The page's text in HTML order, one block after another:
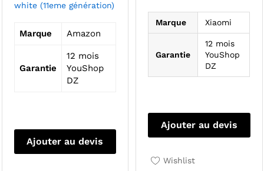
white (11eme génération)
Marque Amazon
Garantie
12 mois
YouShop
DZ
Ajouter au devis
Marque Xiaomi
Garantie
12 mois
YouShop
DZ
Ajouter au devis
Wishlist